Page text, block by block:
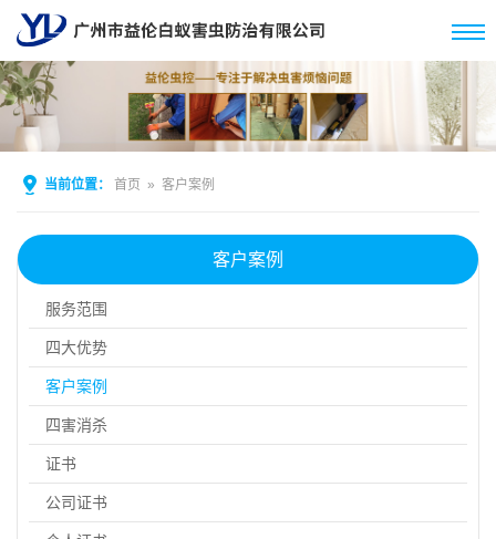
当前位置： 首页 » 客户案例
客户案例
服务范围
四大优势
客户案例
四害消杀
证书
公司证书